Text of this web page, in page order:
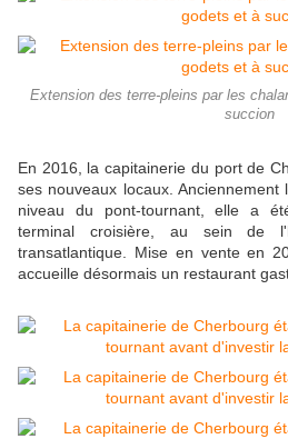
Extension des terre-pleins par les
succion
En 2016, la capitainerie du port de
ses nouveaux locaux. Anciennement
niveau du pont-tournant, elle a
terminal croisière, au sein de
transatlantique. Mise en vente en
accueille désormais un restaurant